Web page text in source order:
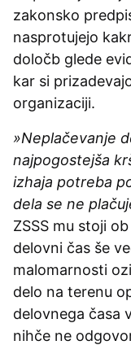
zakonsko
nasprotujejo
določb glede
kar si
organizaciji.
»Neplačevanje
najpogostejša
izhaja potreba
dela se ne
ZSSS mu stoji
delovni čas še
malomarnosti
delo na terenu
delovnega časa
nihče ne